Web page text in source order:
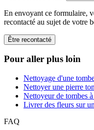
En envoyant ce formulaire,
recontacté au sujet de votre
Être recontacté
Pour aller plus loin
Nettoyage d'une
Nettoyer une pierre
Nettoyeur de tombes
Livrer des fleurs sur
FAQ